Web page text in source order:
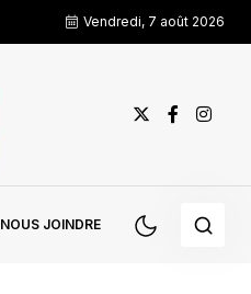
Vendredi, 7 août 2026
NOUS JOINDRE